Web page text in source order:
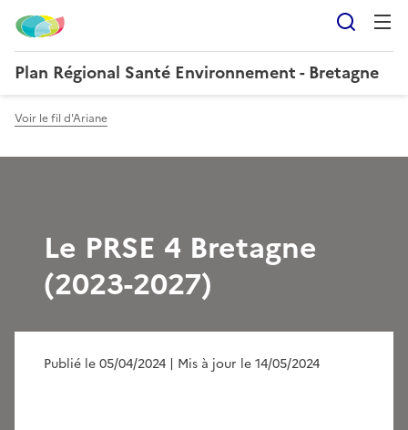
Plan Régional Santé Environnement - Bretagne
Voir le fil d'Ariane
Le PRSE 4 Bretagne
(2023-2027)
Publié le 05/04/2024 | Mis à jour le 14/05/2024